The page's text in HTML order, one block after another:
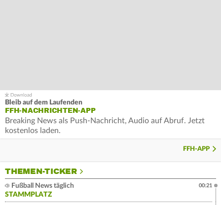
Bleib auf dem Laufenden
FFH-NACHRICHTEN-APP
Breaking News als Push-Nachricht, Audio auf Abruf. Jetzt
kostenlos laden.
FFH-APP
THEMEN-TICKER
Fußball News täglich
STAMMPLATZ
00:21